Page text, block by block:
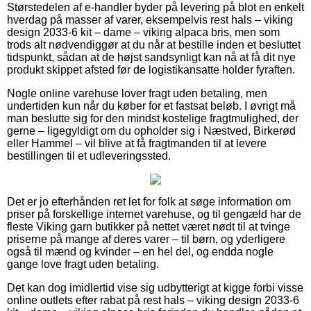
Størstedelen af e-handler byder på levering på blot en enkelt
hverdag på masser af varer, eksempelvis rest hals – viking
design 2033-6 kit – dame – viking alpaca bris, men som
trods alt nødvendiggør at du når at bestille inden et besluttet
tidspunkt, sådan at de højst sandsynligt kan nå at få dit nye
produkt skippet afsted før de logistikansatte holder fyraften.
Nogle online varehuse lover fragt uden betaling, men
undertiden kun når du køber for et fastsat beløb. I øvrigt må
man beslutte sig for den mindst kostelige fragtmulighed, der
gerne – ligegyldigt om du opholder sig i Næstved, Birkerød
eller Hammel – vil blive at få fragtmanden til at levere
bestillingen til et udleveringssted.
Det er jo efterhånden ret let for folk at søge information om
priser på forskellige internet varehuse, og til gengæld har de
fleste Viking garn butikker på nettet været nødt til at tvinge
priserne på mange af deres varer – til børn, og yderligere
også til mænd og kvinder – en hel del, og endda nogle
gange love fragt uden betaling.
Det kan dog imidlertid vise sig udbytterigt at kigge forbi visse
online outlets efter rabat på rest hals – viking design 2033-6